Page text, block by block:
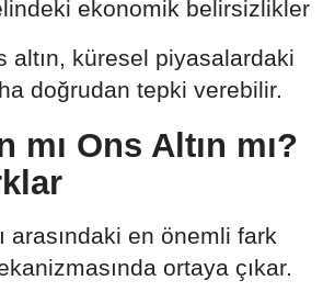
ekonomik belirsizlikler
altın, küresel piyasalardaki
doğrudan tepki verebilir.
mı Ons Altın mı?
arasındaki en önemli fark
ortaya çıkar.